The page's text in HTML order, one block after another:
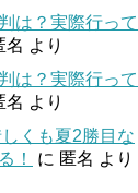
は？実際行って
名 より
は？実際行って
名 より
くも夏2勝目な
！
に 匿名 より